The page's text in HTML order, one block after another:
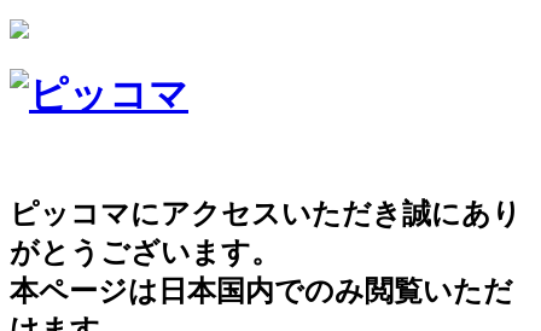
ピッコマにアクセスいただき誠にあり
がとうございます。
本ページは日本国内でのみ閲覧いただ